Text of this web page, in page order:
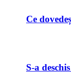
Ce
S-a